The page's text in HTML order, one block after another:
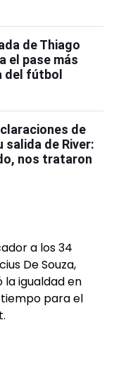
de Thiago
el pase más
del fútbol
de
salida de River:
nos trataron
a los 34
De Souza,
la igualdad en
para el